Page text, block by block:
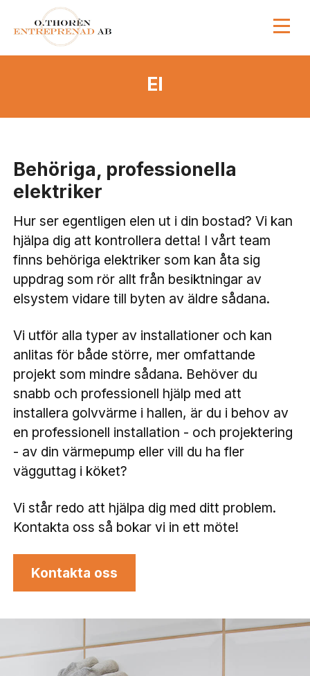
El
Behöriga, professionella
elektriker
Hur ser egentligen elen ut i din bostad? Vi kan
hjälpa dig att kontrollera detta! I vårt team
finns behöriga elektriker som kan åta sig
uppdrag som rör allt från besiktningar av
elsystem vidare till byten av äldre sådana.
Vi utför alla typer av installationer och kan
anlitas för både större, mer omfattande
projekt som mindre sådana. Behöver du
snabb och professionell hjälp med att
installera golvvärme i hallen, är du i behov av
en professionell installation - och projektering
- av din värmepump eller vill du ha fler
vägguttag i köket?
Vi står redo att hjälpa dig med ditt problem.
Kontakta oss så bokar vi in ett möte!
Kontakta oss